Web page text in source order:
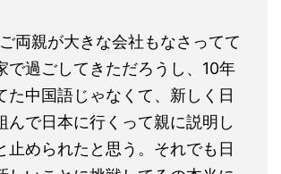
両親が大きな会社もなさってて
で過ごしてきただろうし、10年
た中国語じゃなくて、新しく日
んで日本に行くって親に説明し
止められたと思う。それでも日